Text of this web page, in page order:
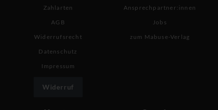
Zahlarten
AGB
Widerrufsrecht
Datenschutz
Impressum
Widerruf
Ansprechpartner:innen
Jobs
zum Mabuse-Verlag